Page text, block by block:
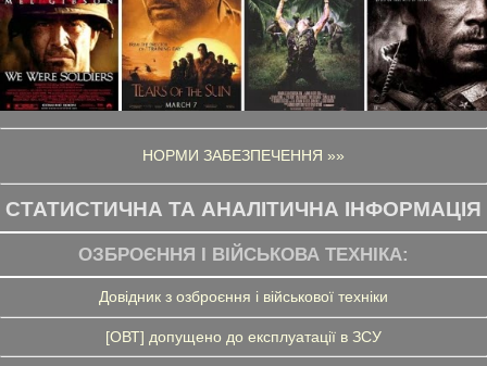
НОРМИ ЗАБЕЗПЕЧЕННЯ »»
СТАТИСТИЧНА ТА АНАЛІТИЧНА ІНФОРМАЦІЯ
ОЗБРОЄННЯ І ВІЙСЬКОВА ТЕХНІКА:
Довідник з озброєння і військової техніки
[ОВТ] допущено до експлуатації в ЗСУ